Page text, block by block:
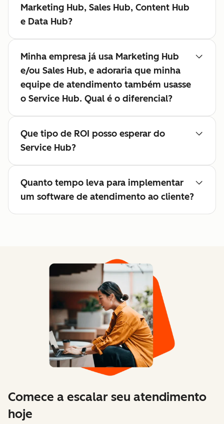
Marketing Hub, Sales Hub, Content Hub
e Data Hub?
Minha empresa já usa Marketing Hub
e/ou Sales Hub, e adoraria que minha
equipe de atendimento também usasse
o Service Hub. Qual é o diferencial?
Que tipo de ROI posso esperar do
Service Hub?
Quanto tempo leva para implementar
um software de atendimento ao cliente?
Comece a escalar seu atendimento
hoje